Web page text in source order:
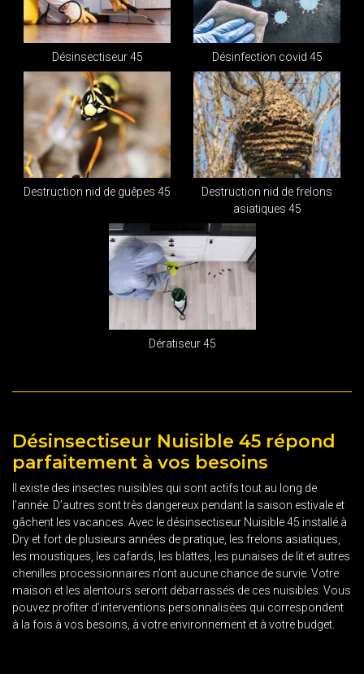
Désinsectiseur 45 Désinfection covid 45
Destruction nid de guêpes 45
Destruction nid de frelons
asiatiques 45
Dératiseur 45
Désinsectiseur Nuisible 45 répond
parfaitement à vos besoins
Il existe des insectes nuisibles qui sont actifs tout au long de
l’année. D’autres sont très dangereux pendant la saison estivale et
gâchent les vacances. Avec le désinsectiseur Nuisible 45 installé à
Dry et fort de plusieurs années de pratique, les frelons asiatiques,
les moustiques, les cafards, les blattes, les punaises de lit et autres
chenilles processionnaires n’ont aucune chance de survie. Votre
maison et les alentours seront débarrassés de ces nuisibles. Vous
pouvez profiter d’interventions personnalisées qui correspondent
à la fois à vos besoins, à votre environnement et à votre budget.